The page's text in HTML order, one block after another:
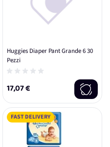
Huggies Diaper Pant Grande 6 30
Pezzi
17,07 €
FAST DELIVERY